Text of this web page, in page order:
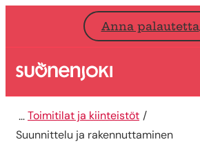
Siirry sisältöön
Anna palautetta
Etusivu
Toimitilat ja kiinteistöt
Suunnittelu ja rakennuttaminen